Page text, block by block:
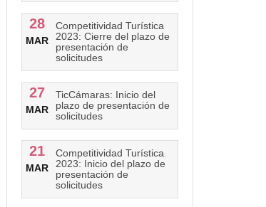
28
MAR
Competitividad Turística
2023: Cierre del plazo de
presentación de
solicitudes
27
MAR
TicCámaras: Inicio del
plazo de presentación de
solicitudes
21
MAR
Competitividad Turística
2023: Inicio del plazo de
presentación de
solicitudes